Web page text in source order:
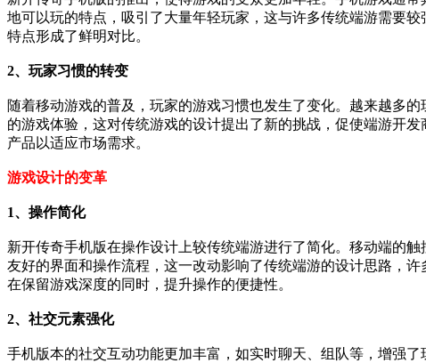
地可以玩的特点，吸引了大量年轻玩家，这与许多传统端游需要较
特点形成了鲜明对比。
2、玩家习惯的转变
随着移动游戏的普及，玩家的游戏习惯也发生了变化。越来越多
的游戏体验，这对传统游戏的设计提出了新的挑战，促使端游开发
产品以适应市场需求。
游戏设计的变革
1、操作简化
新开传奇手机版在操作设计上较传统端游进行了简化。移动端的触
友好的界面和操作流程，这一改动影响了传统端游的设计思路，
在保留游戏深度的同时，提升操作的便捷性。
2、社交元素强化
手机版本的社交互动功能更加丰富，如实时聊天、组队等，增强了